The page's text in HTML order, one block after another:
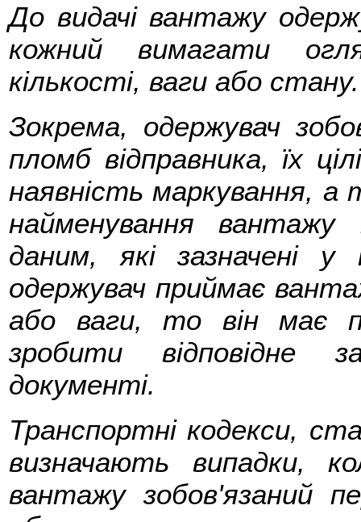
До видачі вантажу
кожний вимагати
кількості, ваги або стану.
Зокрема, одержувач
пломб відправника, їх
наявність маркування, а
найменування вантажу
даним, які зазначені у
одержувач приймає
або ваги, то він має
зробити відповідне
документі.
Транспортні кодекси,
визначають випадки,
вантажу зобов'язаний